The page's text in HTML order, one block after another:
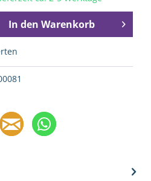
In den Warenkorb